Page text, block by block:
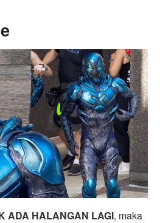
ADA HALANGAN LAGI, maka